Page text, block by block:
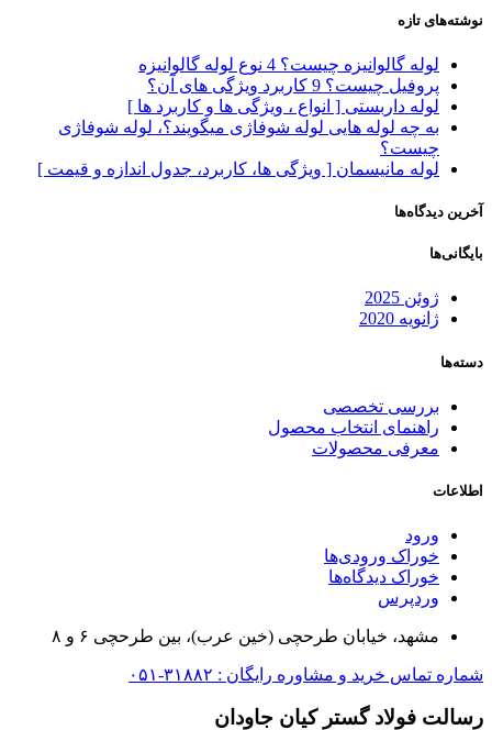
نوشته‌های تازه
لوله گالوانیزه چیست؟ 4 نوع لوله گالوانیزه
پروفیل چیست؟ 9 کاربرد ویژگی های آن؟
لوله داربستی [ انواع ، ویژگی ها و کاربرد ها ]
به چه لوله هایی لوله شوفاژی میگویند؟، لوله شوفاژی
چیست؟
لوله مانیسمان [ ویژگی ها، کاربرد، جدول اندازه و قیمت ]
آخرین دیدگاه‌ها
بایگانی‌ها
ژوئن 2025
ژانویه 2020
دسته‌ها
بررسی تخصصی
راهنمای انتخاب محصول
معرفی محصولات
اطلاعات
ورود
خوراک ورودی‌ها
خوراک دیدگاه‌ها
وردپرس
مشهد، خیابان طرحچی (خین عرب)، بین طرحچی ۶ و ۸
شماره تماس خرید و مشاوره رایگان : ۳۱۸۸۲-۰۵۱
رسالت فولاد گستر کیان جاودان